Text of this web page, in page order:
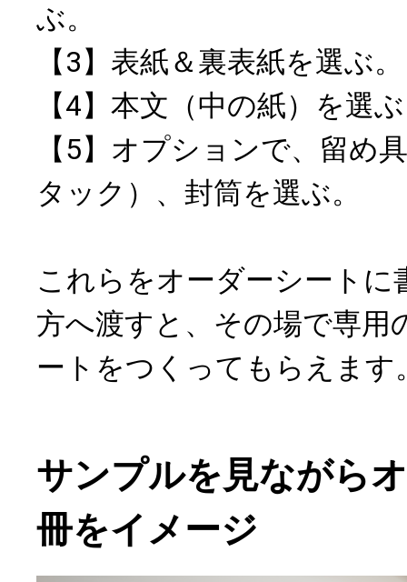
ぶ。
【3】表紙＆裏表紙を選ぶ。
【4】本文（中の紙）を選
【5】オプションで、留め
タック）、封筒を選ぶ。
これらをオーダーシートに
方へ渡すと、その場で専用
ートをつくってもらえます
サンプルを見ながら
冊をイメージ